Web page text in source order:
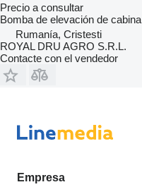
Precio a consultar
Bomba de elevación de cabina
Rumanía, Cristesti
ROYAL DRU AGRO S.R.L.
Contacte con el vendedor
Empresa